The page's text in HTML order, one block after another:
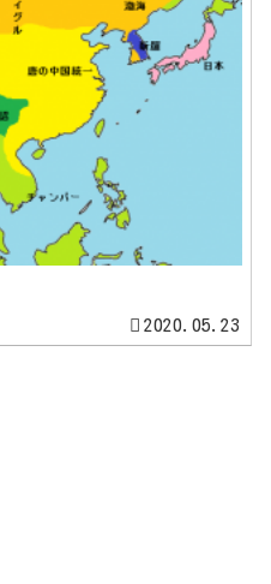
2020.05.23